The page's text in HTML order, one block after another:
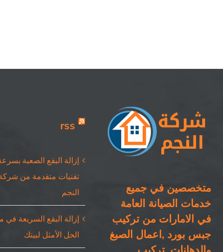
متخصصين في جميع
خدمات الصيانة العامة
في الامارات من تركيب
جبس بورد ,اعمال الصبغ
والدهانات ,تركيب
rss
إزالة البقع الصعبة
تقنيات متقدمة من
النجم
إزالة البقع السريعة
الحل الأمثل لبيتك